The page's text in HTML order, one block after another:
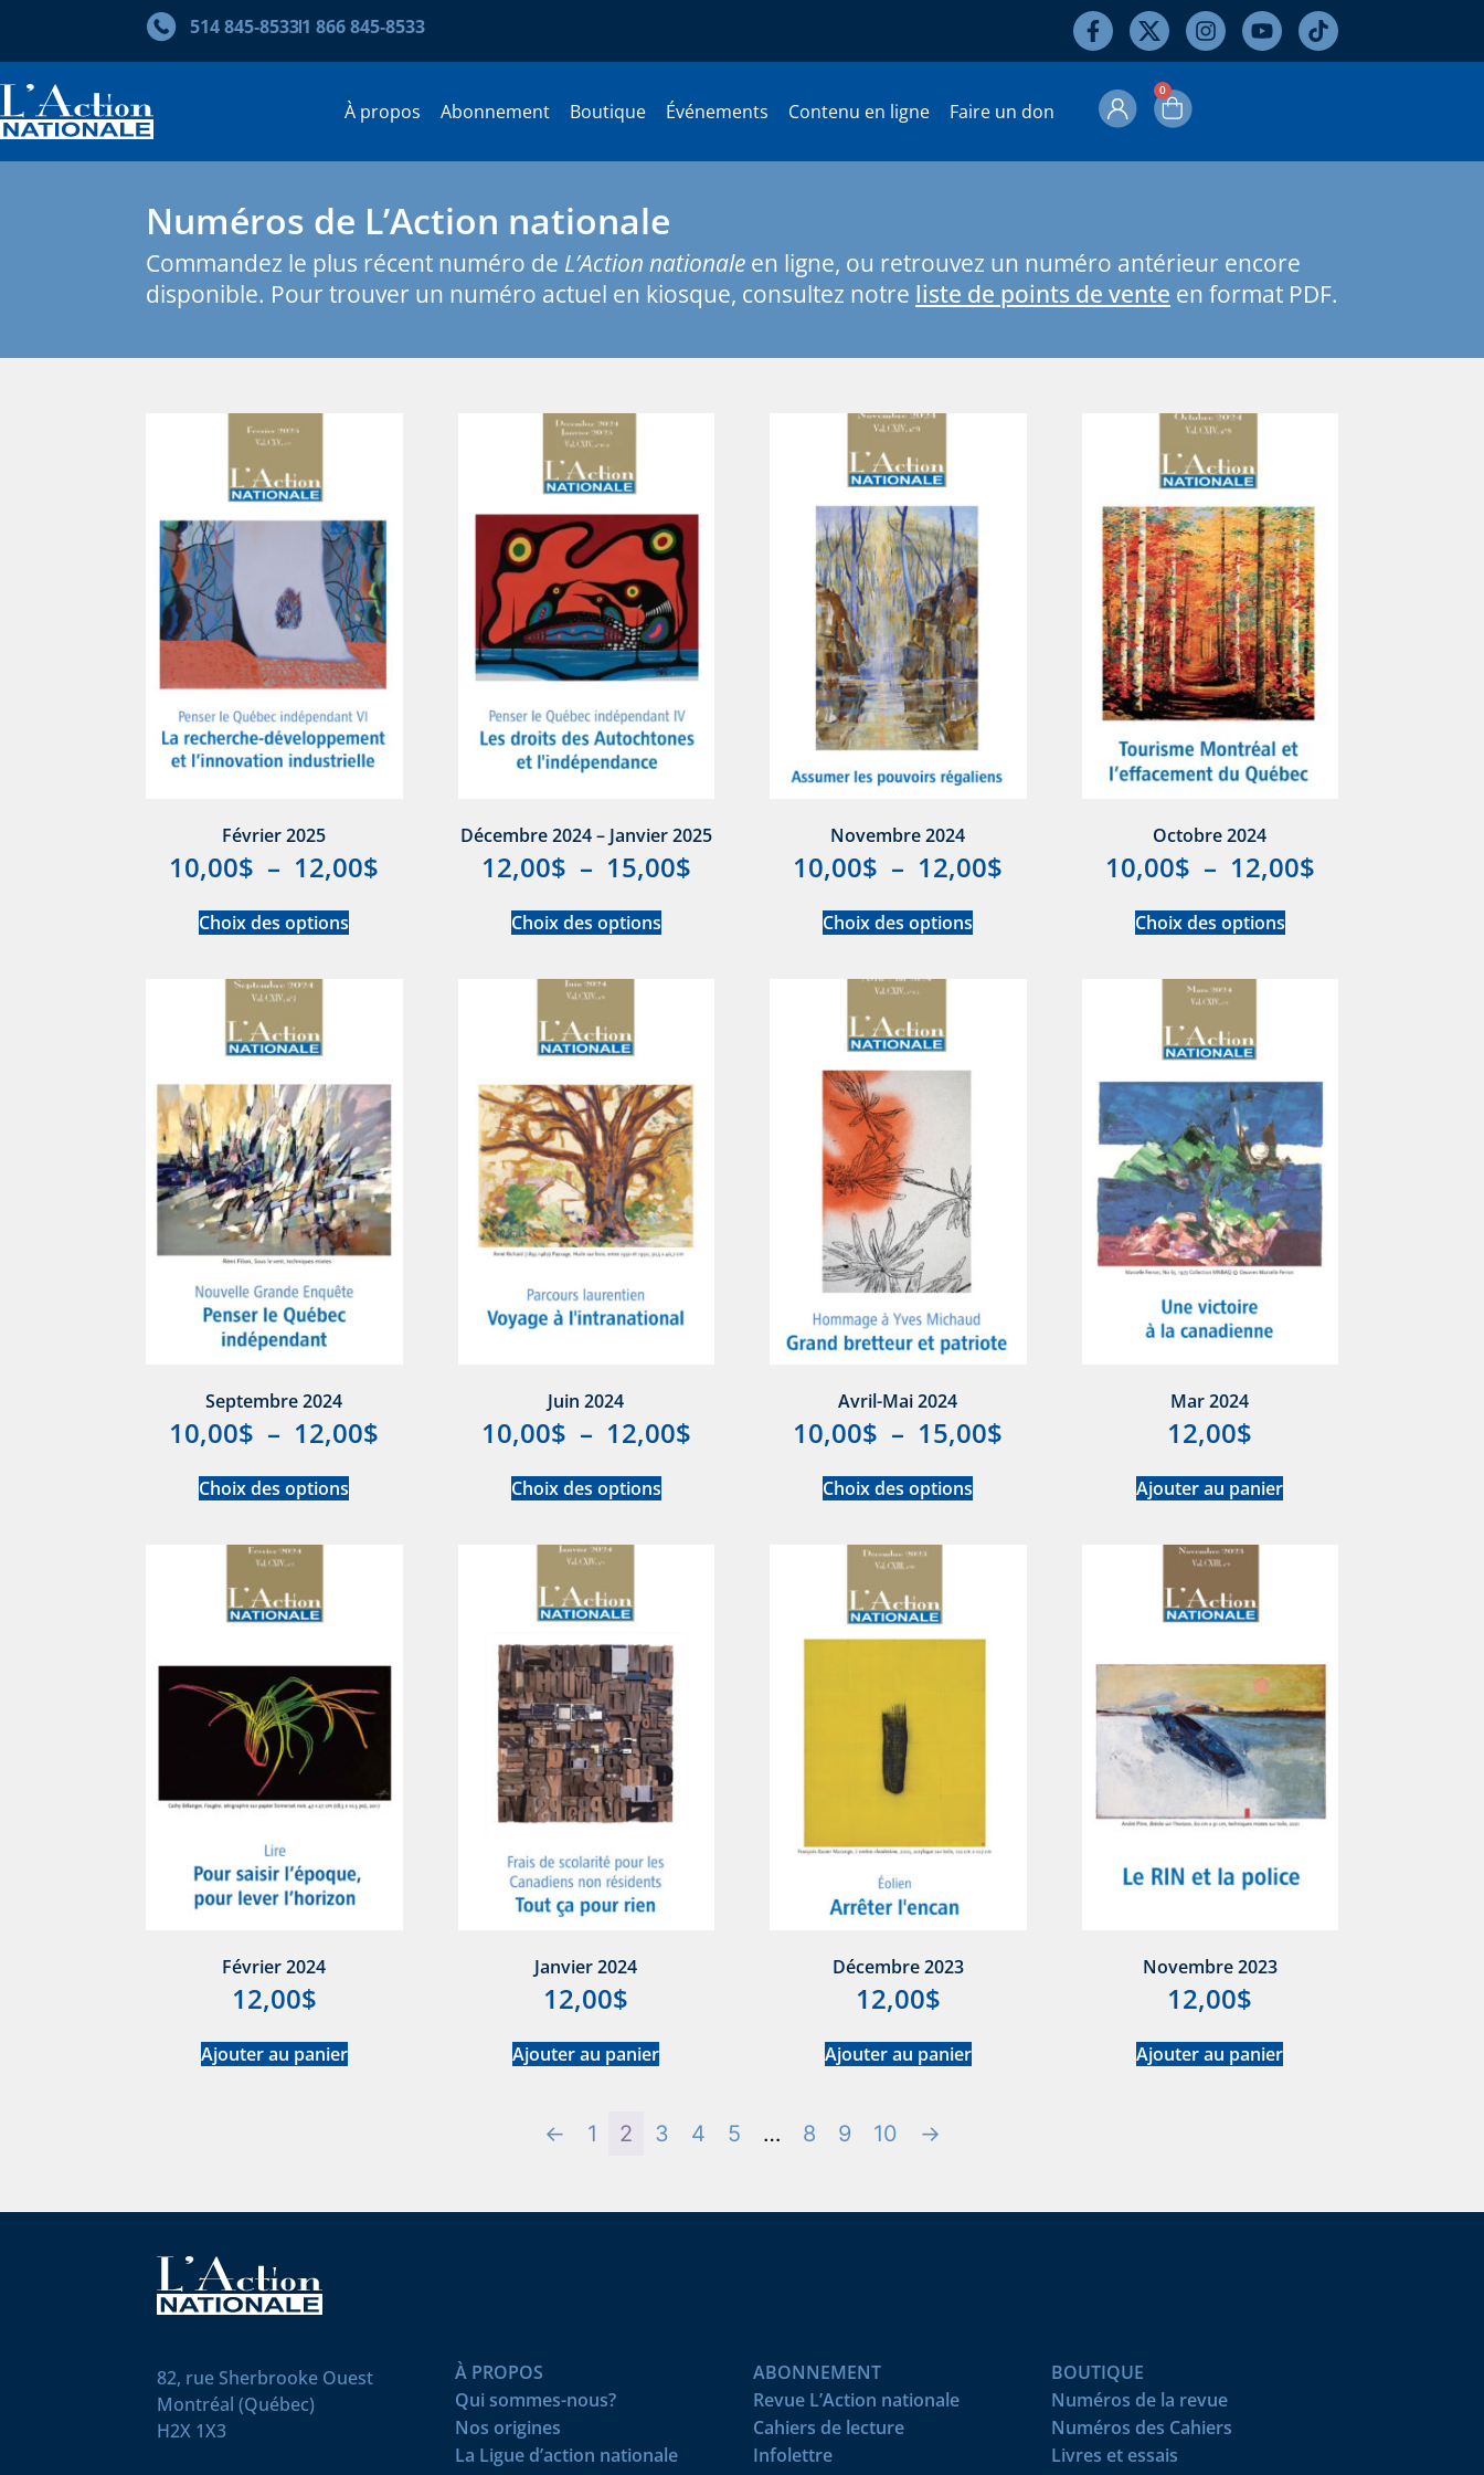
514 845‑85331 866 845‑8533
À propos Abonnement Boutique Événements Contenu en ligne Faire un don
0
Numéros de L’Action nationale
Commandez le plus récent numéro de L’Action nationale en ligne, ou retrouvez un numéro antérieur encore
disponible. Pour trouver un numéro actuel en kiosque, consultez notre liste de points de vente en format PDF.
Février 2025
10,00$ – 12,00$
Choix des options
Décembre 2024 – Janvier 2025
12,00$ – 15,00$
Choix des options
Novembre 2024
10,00$ – 12,00$
Choix des options
Octobre 2024
10,00$ – 12,00$
Choix des options
Septembre 2024
10,00$ – 12,00$
Choix des options
Juin 2024
10,00$ – 12,00$
Choix des options
Avril-Mai 2024
10,00$ – 15,00$
Choix des options
Mar 2024
12,00$
Ajouter au panier
Février 2024
12,00$
Ajouter au panier
Janvier 2024
12,00$
Ajouter au panier
Décembre 2023
12,00$
Ajouter au panier
Novembre 2023
12,00$
Ajouter au panier
← 1 2 3 4 5 … 8 9 10 →
82, rue Sherbrooke Ouest
Montréal (Québec)
H2X 1X3
À PROPOS
Qui sommes-nous?
Nos origines
La Ligue d’action nationale
ABONNEMENT
Revue L’Action nationale
Cahiers de lecture
Infolettre
BOUTIQUE
Numéros de la revue
Numéros des Cahiers
Livres et essais